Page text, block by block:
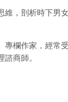
維，剖析時下男
專欄作家，經常
商師。